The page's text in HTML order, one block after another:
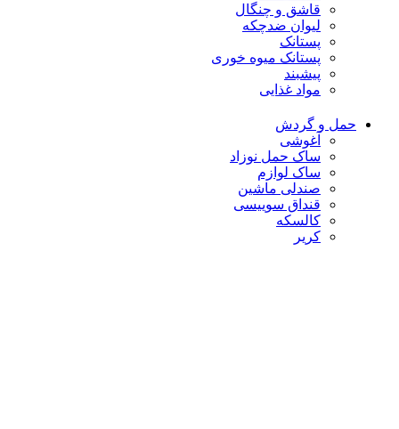
قاشق و چنگال
لیوان ضدچکه
پستانک
پستانک میوه خوری
پیشبند
مواد غذایی
حمل و گردش
آغوشی
ساک حمل نوزاد
ساک لوازم
صندلی ماشین
قنداق سوییسی
کالسکه
کریر